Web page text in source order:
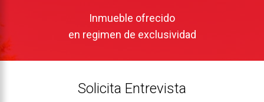
Inmueble ofrecido
en regimen de exclusividad
Solicita Entrevista